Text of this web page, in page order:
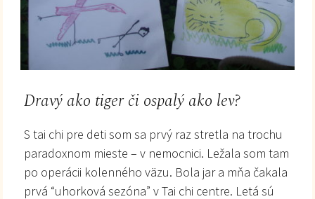
Dravý ako tiger či ospalý ako lev?
S tai chi pre deti som sa prvý raz stretla na trochu
paradoxnom mieste – v nemocnici. Ležala som tam
po operácii kolenného väzu. Bola jar a mňa čakala
prvá “uhorková sezóna” v Tai chi centre. Letá sú